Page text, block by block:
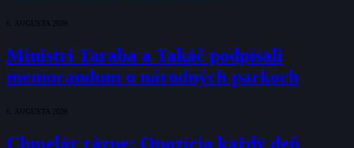
6. AUGUSTA 2026
Ministri Taraba a Takáč podpísali
memorandum o národných parkoch
6. AUGUSTA 2026
Chmelár rázne: Opozícia každý deň